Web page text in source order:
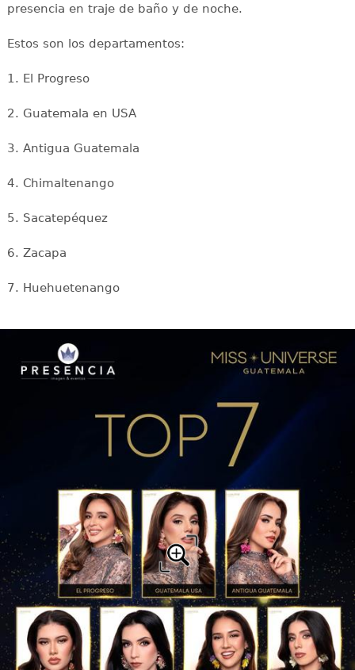
presencia en traje de baño y de noche.
Estos son los departamentos:
1. El Progreso
2. Guatemala en USA
3. Antigua Guatemala
4. Chimaltenango
5. Sacatepéquez
6. Zacapa
7. Huehuetenango